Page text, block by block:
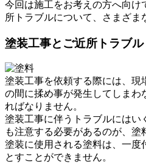
今回は施工をお考えの方へ向け
所トラブルについて、さまざま
塗装工事とご近所トラブル
塗装工事を依頼する際には、現
の間に揉め事が発生してしまわ
ればなりません。
塗装工事に伴うトラブルにはい
も注意する必要があるのが、塗
塗装に使用される塗料は、一度
とすことができません。